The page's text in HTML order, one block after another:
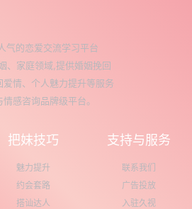
气的恋爱交流学习平台
、家庭领域,提供婚姻挽回
情、个人魅力提升等服务
感咨询品牌级平台。
把妹技巧
魅力提升
约会套路
搭讪达人
支持与服务
联系我们
广告投放
入驻久视